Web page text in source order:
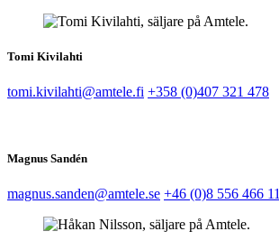
Tomi Kivilahti
tomi.kivilahti@amtele.fi +358 (0)407 321 478
Magnus Sandén
magnus.sanden@amtele.se +46 (0)8 556 466 11